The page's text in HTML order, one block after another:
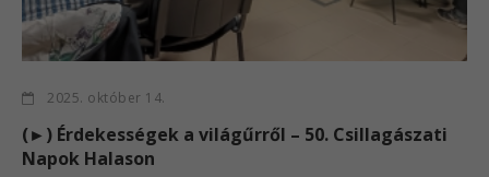
2025. október 14.
(►) Érdekességek a világűrről – 50. Csillagászati
Napok Halason